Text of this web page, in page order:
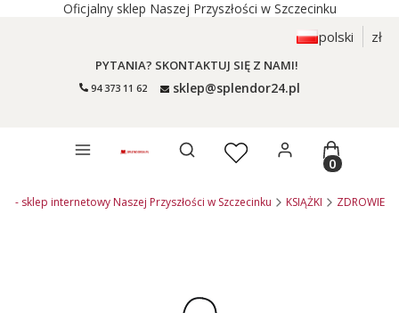
Oficjalny sklep Naszej Przyszłości w Szczecinku
polski zł
PYTANIA? SKONTAKTUJ SIĘ Z NAMI!
94 373 11 62 sklep@splendor24.pl
Otwórz wyszukiwarkęProdukty
- sklep internetowy Naszej Przyszłości w Szczecinku KSIĄŻKI ZDROWIE